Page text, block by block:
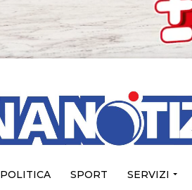
POLITICA SPORT SERVIZI